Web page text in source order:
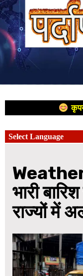
भारी
राज्‍यों में